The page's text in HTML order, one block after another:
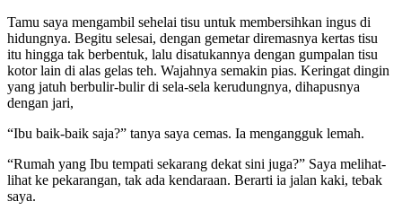
Tamu saya mengambil sehelai tisu untuk membersihkan ingus di
hidungnya. Begitu selesai, dengan gemetar diremasnya kertas tisu
itu hingga tak berbentuk, lalu disatukannya dengan gumpalan tisu
kotor lain di alas gelas teh. Wajahnya semakin pias. Keringat dingin
yang jatuh berbulir-bulir di sela-sela kerudungnya, dihapusnya
dengan jari,
“Ibu baik-baik saja?” tanya saya cemas. Ia mengangguk lemah.
“Rumah yang Ibu tempati sekarang dekat sini juga?” Saya melihat-
lihat ke pekarangan, tak ada kendaraan. Berarti ia jalan kaki, tebak
saya.